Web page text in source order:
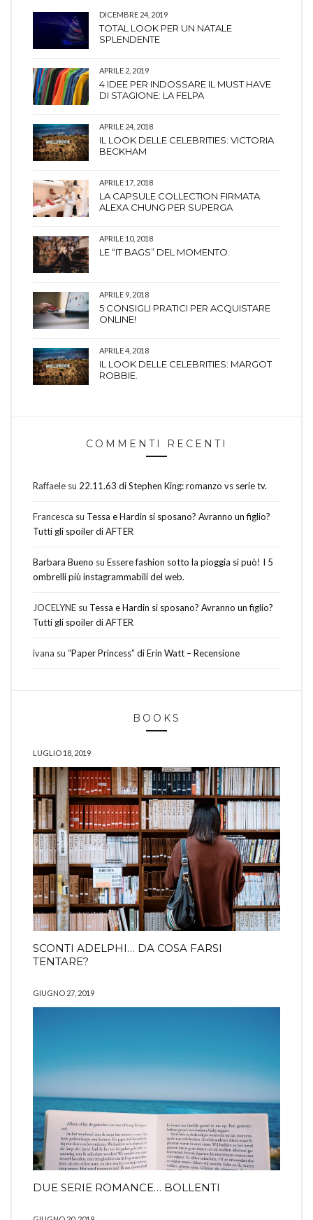
DICEMBRE 24, 2019
TOTAL LOOK PER UN NATALE
SPLENDENTE
APRILE 2, 2019
4 IDEE PER INDOSSARE IL MUST HAVE
DI STAGIONE: LA FELPA
APRILE 24, 2018
IL LOOK DELLE CELEBRITIES: VICTORIA
BECKHAM
APRILE 17, 2018
LA CAPSULE COLLECTION FIRMATA
ALEXA CHUNG PER SUPERGA
APRILE 10, 2018
LE “IT BAGS” DEL MOMENTO.
APRILE 9, 2018
5 CONSIGLI PRATICI PER ACQUISTARE
ONLINE!
APRILE 4, 2018
IL LOOK DELLE CELEBRITIES: MARGOT
ROBBIE.
COMMENTI RECENTI
Raffaele su 22.11.63 di Stephen King: romanzo vs serie tv.
Francesca su Tessa e Hardin si sposano? Avranno un figlio?
Tutti gli spoiler di AFTER
Barbara Bueno su Essere fashion sotto la pioggia si può! I 5
ombrelli più instagrammabili del web.
JOCELYNE su Tessa e Hardin si sposano? Avranno un figlio?
Tutti gli spoiler di AFTER
ivana su “Paper Princess” di Erin Watt – Recensione
BOOKS
LUGLIO 18, 2019
SCONTI ADELPHI… DA COSA FARSI
TENTARE?
GIUGNO 27, 2019
DUE SERIE ROMANCE… BOLLENTI